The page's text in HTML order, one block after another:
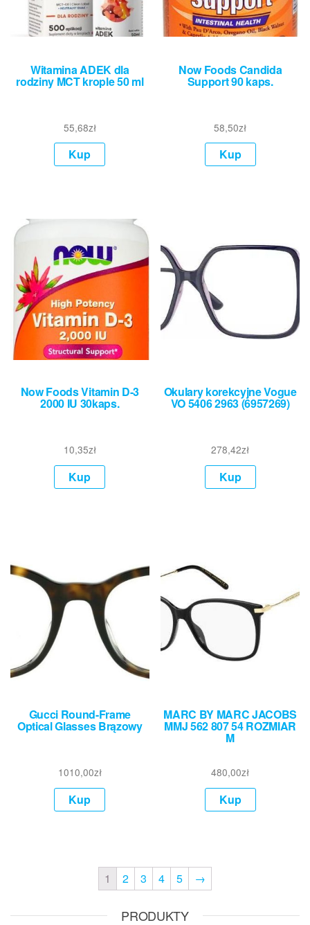
Witamina ADEK dla
rodziny MCT krople 50 ml
55,68zł
Kup
Now Foods Candida
Support 90 kaps.
58,50zł
Kup
Now Foods Vitamin D-3
2000 IU 30kaps.
10,35zł
Kup
Okulary korekcyjne Vogue
VO 5406 2963 (6957269)
278,42zł
Kup
Gucci Round-Frame
Optical Glasses Brązowy
1010,00zł
Kup
MARC BY MARC JACOBS
MMJ 562 807 54 ROZMIAR
M
480,00zł
Kup
1 2 3 4 5 →
PRODUKTY